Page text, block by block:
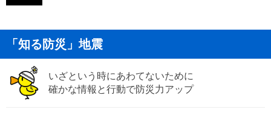
「知る防災」地震
いざという時にあわてないために
確かな情報と行動で防災力アップ